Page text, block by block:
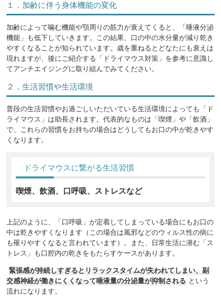
１．加齢に伴う身体機能の変化
加齢によって噛む機能や顎周りの筋力が衰えてくると、「唾液分泌
機能」も低下していきます。この結果、口の中の水分量が減り乾き
やすくなることが知られています。歳を重ねるとどなたにも衰えは
現れますが、後にご紹介する「ドライマウス対策」を参考に意識し
てアンチエイジングに取り組んでみてください。
２．生活習慣や生活環境
普段の生活習慣やお過ごしいただいている生活環境によっても「ド
ライマウス」は助長されます。代表的なものは「喫煙」や「飲酒」
で、これらの習慣をお持ちの場合はどうしてもお口の中が乾きやす
くなります。
ドライマウスに繋がる生活習慣
喫煙、飲酒、口呼吸、ストレスなど
上記のように、「口呼吸」が定着してしまっている場合にもお口の
中は乾きやすくなります（この場合は風邪などのウィルス性の病に
も罹りやすくなると言われています）。また、日常生活に潜む「ス
トレス」も口腔内の乾きをもたらすケースがあります。
緊張感が持続しすぎるとリラックスタイムが失われてしまい、副
交感神経が働きにくくなって唾液量の分泌量が抑制される という
流れになります。